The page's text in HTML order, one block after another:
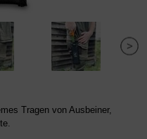
Tragen von Ausbeiner,